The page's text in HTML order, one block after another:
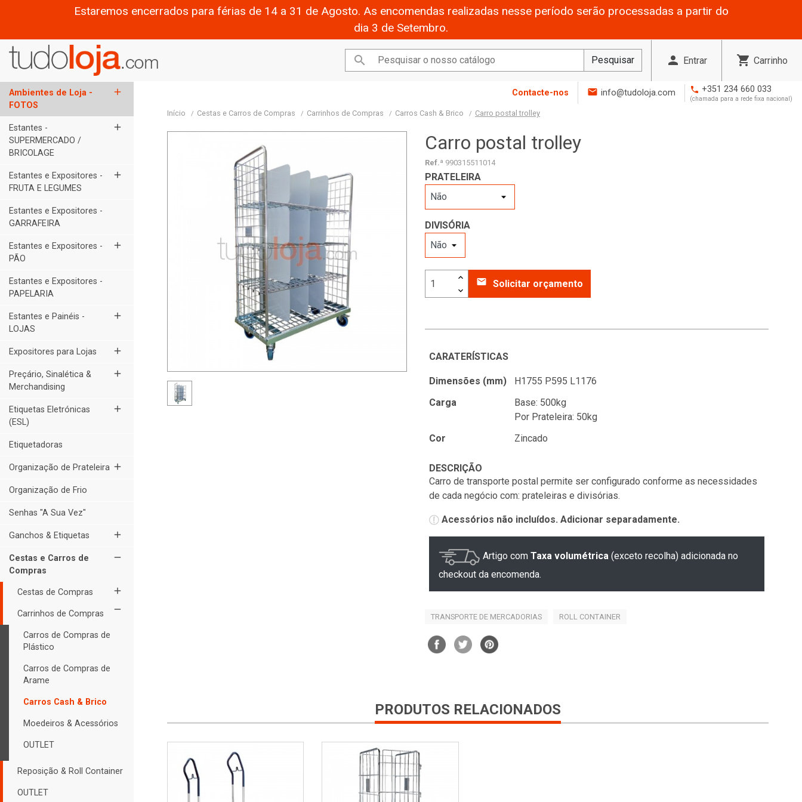
Estaremos encerrados para férias de 14 a 31 de Agosto. As encomendas realizadas nesse período serão processadas a partir do
dia 3 de Setembro.
 Pesquisar person Entrar shopping_cart Carrinho
Ambientes de Loja -
FOTOS
add
Estantes -
SUPERMERCADO /
BRICOLAGE
add
Estantes e Expositores -
FRUTA E LEGUMES
add
Estantes e Expositores -
GARRAFEIRA
Estantes e Expositores -
PÃO
add
Estantes e Expositores -
PAPELARIA
Estantes e Painéis -
LOJAS
add
Expositores para Lojas add
Preçário, Sinalética &
Merchandising
add
Etiquetas Eletrónicas
(ESL)
add
Etiquetadoras
Organização de Prateleira add
Organização de Frio
Senhas "A Sua Vez"
Ganchos & Etiquetas add
Cestas e Carros de
Compras
remove
Cestas de Compras add
Carrinhos de Compras remove
Carros de Compras de
Plástico
Carros de Compras de
Arame
Carros Cash & Brico
Moedeiros & Acessórios
OUTLET
Reposição & Roll Container
OUTLET
Contacte-nos mail info@tudoloja.com phone +351 234 660 033
(chamada para a rede fixa nacional)
Início Cestas e Carros de Compras Carrinhos de Compras Carros Cash & Brico Carro postal trolley
Carro postal trolley
Ref.ª 990315511014
PRATELEIRA
DIVISÓRIA
email Solicitar orçamento
CARATERÍSTICAS
Dimensões (mm)
H1755 P595 L1176
Carga
Base: 500kg
Por Prateleira: 50kg
Cor
Zincado
DESCRIÇÃO
Carro de transporte postal permite ser configurado conforme as necessidades
de cada negócio com: prateleiras e divisórias.
Acessórios não incluídos. Adicionar separadamente.
Artigo com Taxa volumétrica(exceto recolha) adicionada no
checkout da encomenda.
TRANSPORTE DE MERCADORIAS ROLL CONTAINER
PRODUTOS RELACIONADOS